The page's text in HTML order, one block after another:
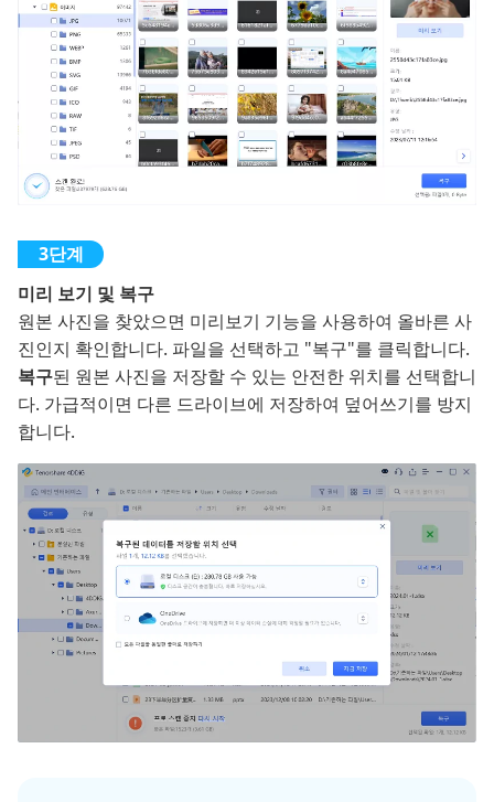
미리 보기 및 복구
원본 사진을 찾았으면 미리보기 기능을 사용하여 올바른 사
진인지 확인합니다. 파일을 선택하고 "복구"를 클릭합니다.
복구된 원본 사진을 저장할 수 있는 안전한 위치를 선택합니
다. 가급적이면 다른 드라이브에 저장하여 덮어쓰기를 방지
합니다.